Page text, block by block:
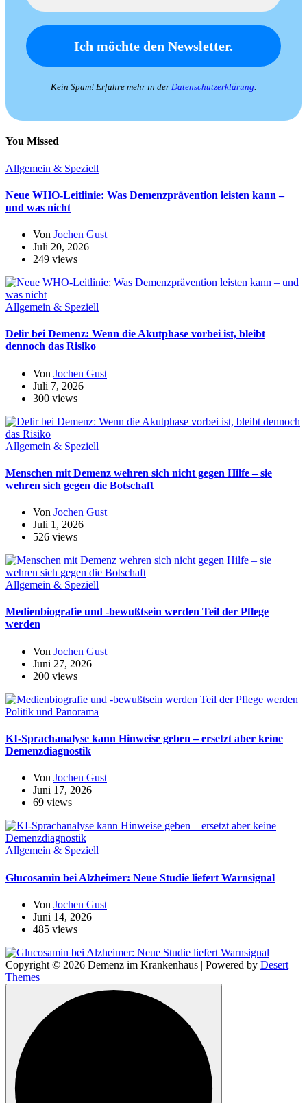
Kein Spam! Erfahre mehr in der Datenschutzerklärung.
You Missed
Allgemein & Speziell
Neue WHO-Leitlinie: Was Demenzprävention leisten kann –
und was nicht
Von Jochen Gust
Juli 20, 2026
249 views
Allgemein & Speziell
Delir bei Demenz: Wenn die Akutphase vorbei ist, bleibt
dennoch das Risiko
Von Jochen Gust
Juli 7, 2026
300 views
Allgemein & Speziell
Menschen mit Demenz wehren sich nicht gegen Hilfe – sie
wehren sich gegen die Botschaft
Von Jochen Gust
Juli 1, 2026
526 views
Allgemein & Speziell
Medienbiografie und -bewußtsein werden Teil der Pflege
werden
Von Jochen Gust
Juni 27, 2026
200 views
Politik und Panorama
KI-Sprachanalyse kann Hinweise geben – ersetzt aber keine
Demenzdiagnostik
Von Jochen Gust
Juni 17, 2026
69 views
Allgemein & Speziell
Glucosamin bei Alzheimer: Neue Studie liefert Warnsignal
Von Jochen Gust
Juni 14, 2026
485 views
Copyright © 2026 Demenz im Krankenhaus | Powered by Desert
Themes